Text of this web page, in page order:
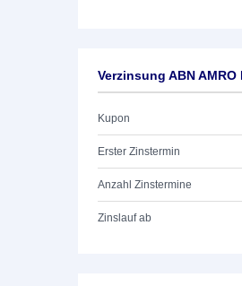
Verzinsung ABN AMRO
Kupon
Erster Zinstermin
Anzahl Zinstermine
Zinslauf ab